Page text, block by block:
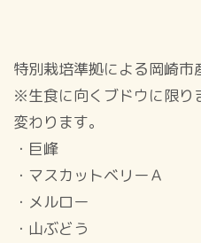
特別栽培準拠による岡崎市
※生食に向くブドウに限り
変わります。
・巨峰
・マスカットベリーＡ
・メルロー
・山ぶどう